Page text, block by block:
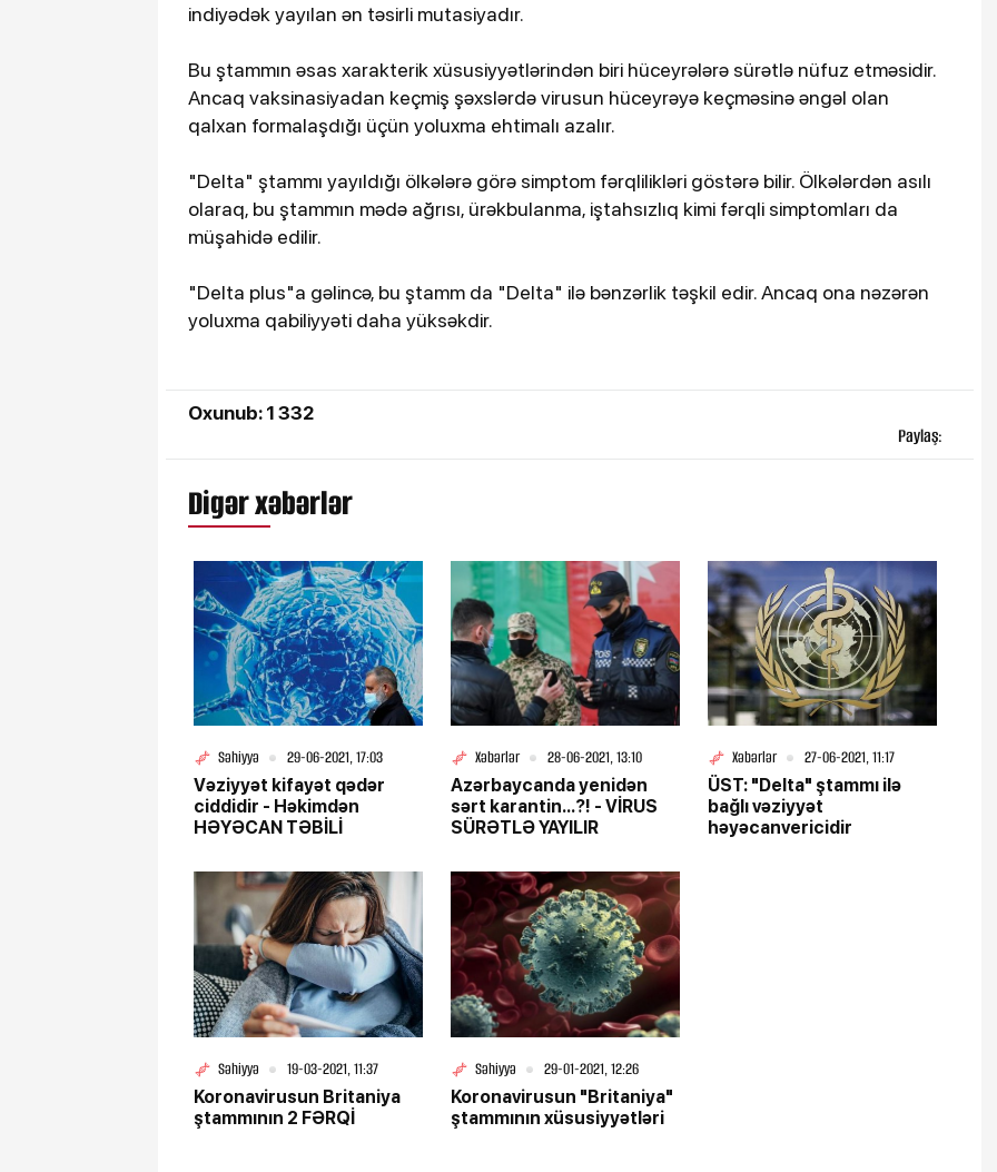
indiyədək yayılan ən təsirli mutasiyadır.
Bu ştammın əsas xarakterik xüsusiyyətlərindən biri hüceyrələrə sürətlə nüfuz etməsidir.
Ancaq vaksinasiyadan keçmiş şəxslərdə virusun hüceyrəyə keçməsinə əngəl olan
qalxan formalaşdığı üçün yoluxma ehtimalı azalır.
"Delta" ştammı yayıldığı ölkələrə görə simptom fərqlilikləri göstərə bilir. Ölkələrdən asılı
olaraq, bu ştammın mədə ağrısı, ürəkbulanma, iştahsızlıq kimi fərqli simptomları da
müşahidə edilir.
"Delta plus"a gəlincə, bu ştamm da "Delta" ilə bənzərlik təşkil edir. Ancaq ona nəzərən
yoluxma qabiliyyəti daha yüksəkdir.
Oxunub: 1 332
Paylaş:
Digər xəbərlər
Səhiyyə
29-06-2021, 17:03
Vəziyyət kifayət qədər
ciddidir - Həkimdən
HƏYƏCAN TƏBİLİ
Xəbərlər
28-06-2021, 13:10
Azərbaycanda yenidən
sərt karantin...?! - VİRUS
SÜRƏTLƏ YAYILIR
Xəbərlər
27-06-2021, 11:17
ÜST: "Delta" ştammı ilə
bağlı vəziyyət
həyəcanvericidir
Səhiyyə
19-03-2021, 11:37
Koronavirusun Britaniya
ştammının 2 FƏRQİ
Səhiyyə
29-01-2021, 12:26
Koronavirusun "Britaniya"
ştammının xüsusiyyətləri